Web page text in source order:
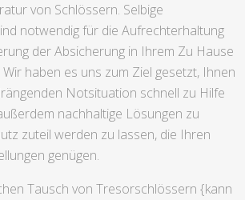
von Schlössern. Selbige
notwendig für die Aufrechterhaltung
der Absicherung in Ihrem Zu Hause
haben es uns zum Ziel gesetzt, Ihnen
Notsituation schnell zu Hilfe
nachhaltige Lösungen zu
zuteil werden zu lassen, die Ihren
genügen.
Tausch von Tresorschlössern {kann